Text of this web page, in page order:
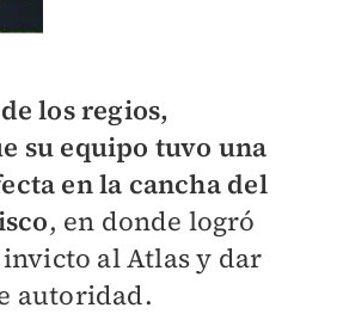
los regios,
su equipo tuvo una
en la cancha del
, en donde logró
al Atlas y dar
autoridad.